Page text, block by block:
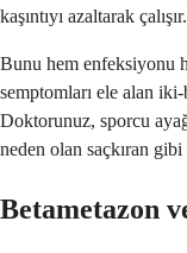
kaşıntıyı azaltarak çalışır.
Bunu hem enfeksiyonu
semptomları ele alan
Doktorunuz, sporcu
neden olan saçkıran
Betametazon